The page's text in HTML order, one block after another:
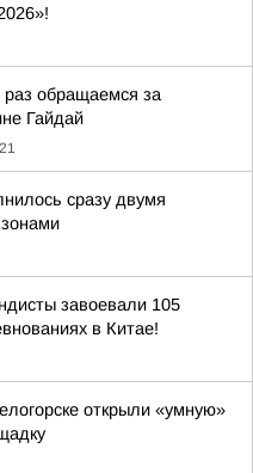
обращаемся за
Гайдай
сразу двумя
завоевали 105
в Китае!
открыли «умную»